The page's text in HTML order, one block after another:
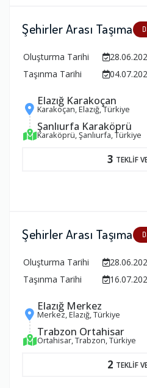
Şehirler Arası Taşıma
Oluşturma Tarihi
Taşınma Tarihi
Elazığ Karakoçan
Karakoçan, Elazığ, Türkiye
Şanlıurfa Karaköprü
Karaköprü, Şanlıurfa, Türkiye
3 TEKLİF
Şehirler Arası Taşıma
Oluşturma Tarihi
Taşınma Tarihi
Elazığ Merkez
Merkez, Elazığ, Türkiye
Trabzon Ortahisar
Ortahisar, Trabzon, Türkiye
2 TEKLİF